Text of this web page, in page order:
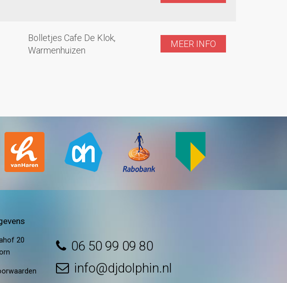
Bolletjes Cafe De Klok,
Warmenhuizen
MEER INFO
20
06 50 99 09 80
info@djdolphin.nl